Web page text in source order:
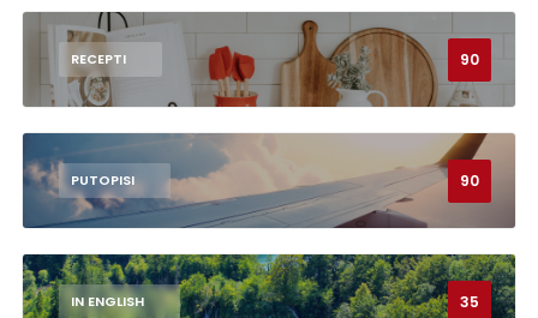
RECEPTI 90
PUTOPISI 90
IN ENGLISH 35